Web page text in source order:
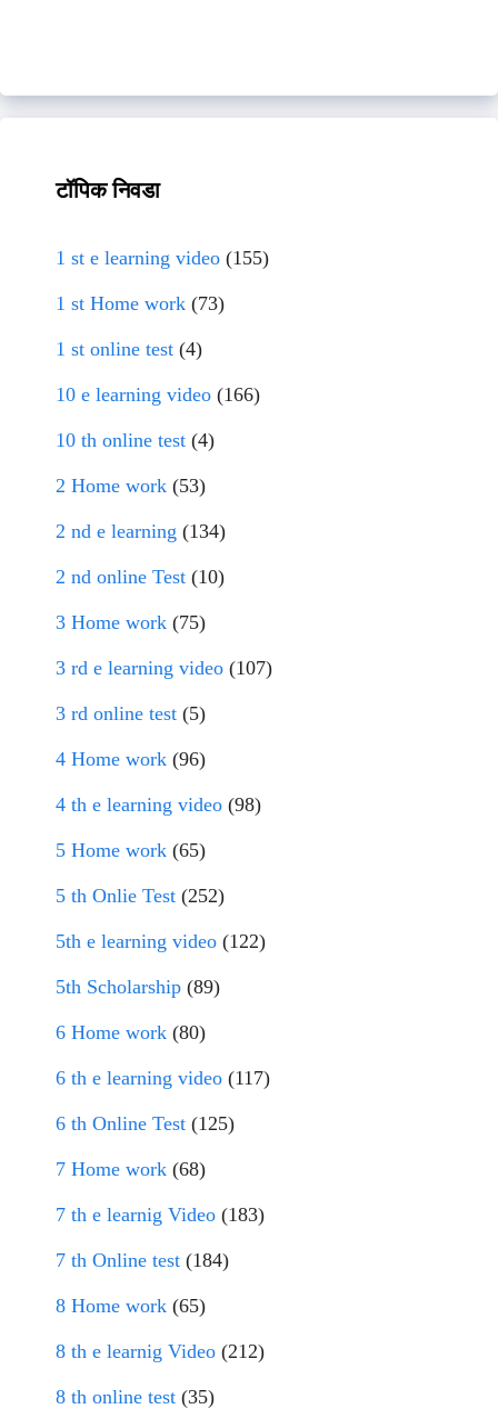
टॉपिक निवडा
1 st e learning video (155)
1 st Home work (73)
1 st online test (4)
10 e learning video (166)
10 th online test (4)
2 Home work (53)
2 nd e learning (134)
2 nd online Test (10)
3 Home work (75)
3 rd e learning video (107)
3 rd online test (5)
4 Home work (96)
4 th e learning video (98)
5 Home work (65)
5 th Onlie Test (252)
5th e learning video (122)
5th Scholarship (89)
6 Home work (80)
6 th e learning video (117)
6 th Online Test (125)
7 Home work (68)
7 th e learnig Video (183)
7 th Online test (184)
8 Home work (65)
8 th e learnig Video (212)
8 th online test (35)